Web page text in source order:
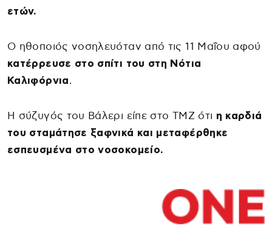
ετών.
Ο ηθοποιός νοσηλευόταν από τις 11 Μαΐου αφού
κατέρρευσε στο σπίτι του στη Νότια
Καλιφόρνια.
Η σύζυγός του Βάλερι είπε στο TMZ ότι η καρδιά
του σταμάτησε ξαφνικά και μεταφέρθηκε
εσπευσμένα στο νοσοκομείο.